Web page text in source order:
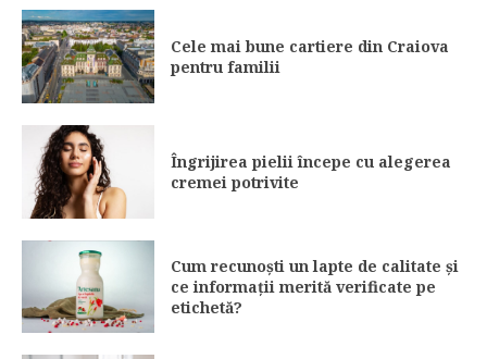
Cele mai bune cartiere din Craiova
pentru familii
Îngrijirea pielii începe cu alegerea
cremei potrivite
Cum recunoști un lapte de calitate și
ce informații merită verificate pe
etichetă?